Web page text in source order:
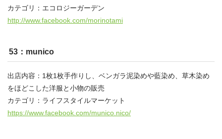
カテゴリ：エコロジーガーデン
http://www.facebook.com/morinotami
53：munico
出店内容：1枚1枚手作りし、ベンガラ泥染めや藍染め、草木染め
をほどこした洋服と小物の販売
カテゴリ：ライフスタイルマーケット
https://www.facebook.com/munico.nico/